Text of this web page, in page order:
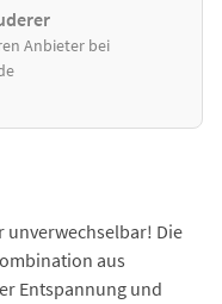
Anbieter bei
unverwechselbar! Die
aus
Entspannung und